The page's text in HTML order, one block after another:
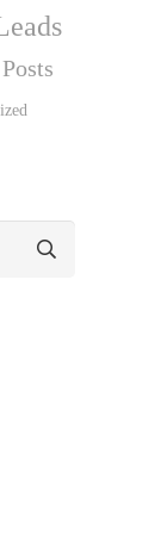
Posts